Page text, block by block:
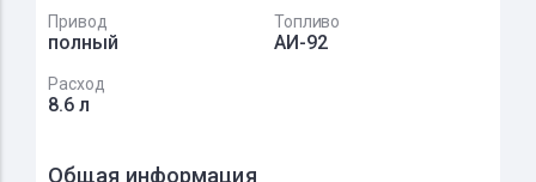
Привод
полный
Топливо
АИ-92
Расход
8.6 л
Общая информация